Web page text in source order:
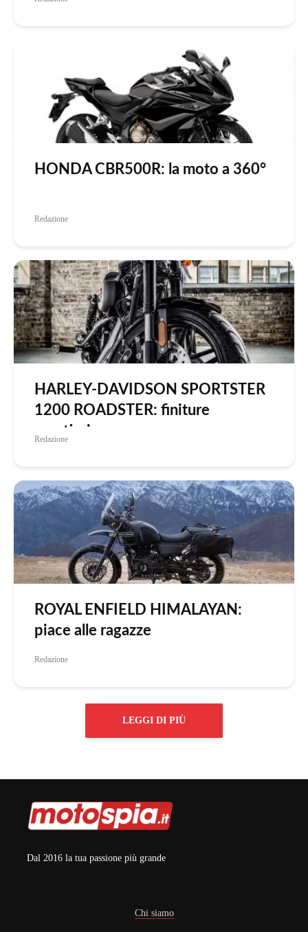
HONDA CBR500R: la moto a 360°
Redazione
HARLEY-DAVIDSON SPORTSTER
1200 ROADSTER: finiture
curatissime
Redazione
ROYAL ENFIELD HIMALAYAN:
piace alle ragazze
Redazione
LEGGI DI PIÙ
Dal 2016 la tua passione più grande
Chi siamo